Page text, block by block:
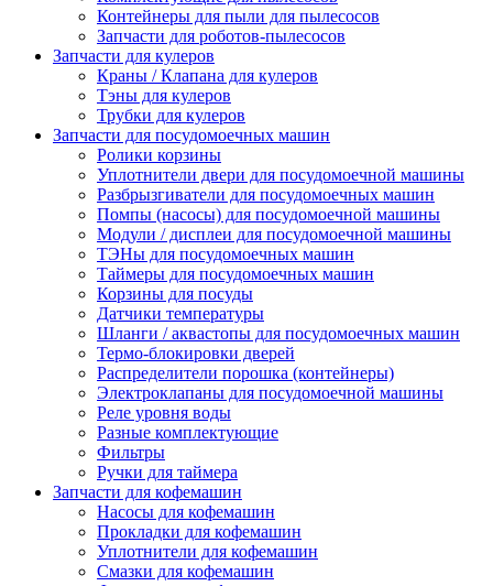
Контейнеры для пыли для пылесосов
Запчасти для роботов-пылесосов
Запчасти для кулеров
Краны / Клапана для кулеров
Тэны для кулеров
Трубки для кулеров
Запчасти для посудомоечных машин
Ролики корзины
Уплотнители двери для посудомоечной машины
Разбрызгиватели для посудомоечных машин
Помпы (насосы) для посудомоечной машины
Модули / дисплеи для посудомоечной машины
ТЭНы для посудомоечных машин
Таймеры для посудомоечных машин
Корзины для посуды
Датчики температуры
Шланги / аквастопы для посудомоечных машин
Термо-блокировки дверей
Распределители порошка (контейнеры)
Электроклапаны для посудомоечной машины
Реле уровня воды
Разные комплектующие
Фильтры
Ручки для таймера
Запчасти для кофемашин
Насосы для кофемашин
Прокладки для кофемашин
Уплотнители для кофемашин
Смазки для кофемашин